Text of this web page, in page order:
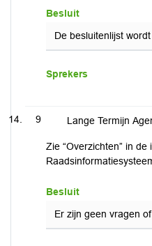
Besluit
De besluitenlijst
Sprekers
9 Lange Termijn
Zie “Overzichten” in
Besluit
Er zijn geen vragen